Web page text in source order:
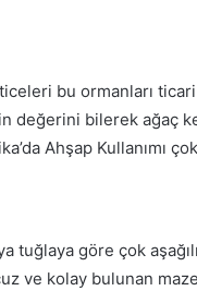
bu ormanları
değerini bilerek ağaç
Ahşap Kullanımı
tuğlaya göre çok
ve kolay bulunan